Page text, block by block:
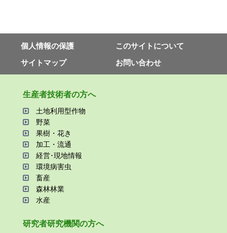
個⼈情報の保護
このサイトについて
サイトマップ
お問い合わせ
⽣産者技術者の⽅へ
⼟地利⽤型作物
野菜
果樹・花き
加⼯・流通
経営･現地情報
環境病害⾍
畜産
森林林業
⽔産
研究者研究機関の⽅へ